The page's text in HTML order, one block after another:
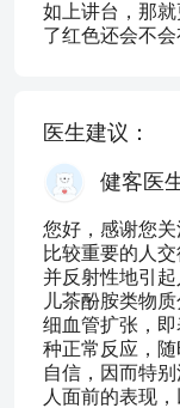
如上讲台，那
了红色还会不会
医生建议：
健客医
您好，感谢您
比较重要的人
并反射性地引
儿茶酚胺类物
细血管扩张，
种正常反应，
自信，因而特
人面前的表现